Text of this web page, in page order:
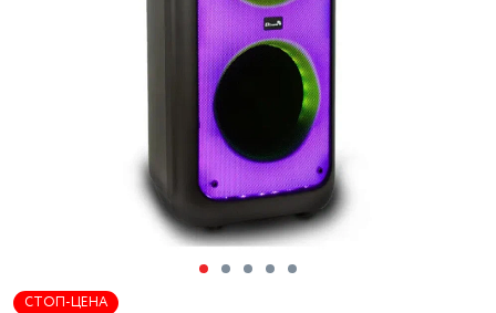
СТОП-ЦЕНА